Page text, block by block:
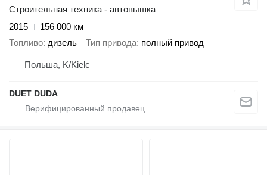
Строительная техника - автовышка
2015
156 000 км
Топливо дизель Тип привода полный привод
Польша, K/Kielc
DUET DUDA